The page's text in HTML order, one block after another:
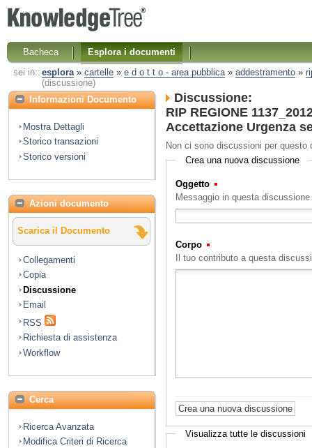
Bacheca
Esplora i documenti
sei in:: esplora» cartelle» e d o t t o - area pubblica» addestramento»
(discussione)
Informazioni Documento
Mostra Dettagli
Storico transazioni
Storico versioni
Azioni documento
Scarica il Documento
Collegamenti
Copia
Discussione
Email
RSS
Richiesta di assistenza
Workflow
Cerca
Ricerca Avanzata
Modifica Criteri di Ricerca
Discussione:
RIP REGIONE
Accettazione Urgenza
Non ci sono discussioni per questo
Crea una nuova discussione
Oggetto
Messaggio in questa discussione
Corpo
Il tuo contributo a questa
Visualizza tutte le discussioni